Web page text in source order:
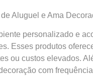
Aluguel e Ama
personalizado e
Esses produtos
ou custos elevados.
com